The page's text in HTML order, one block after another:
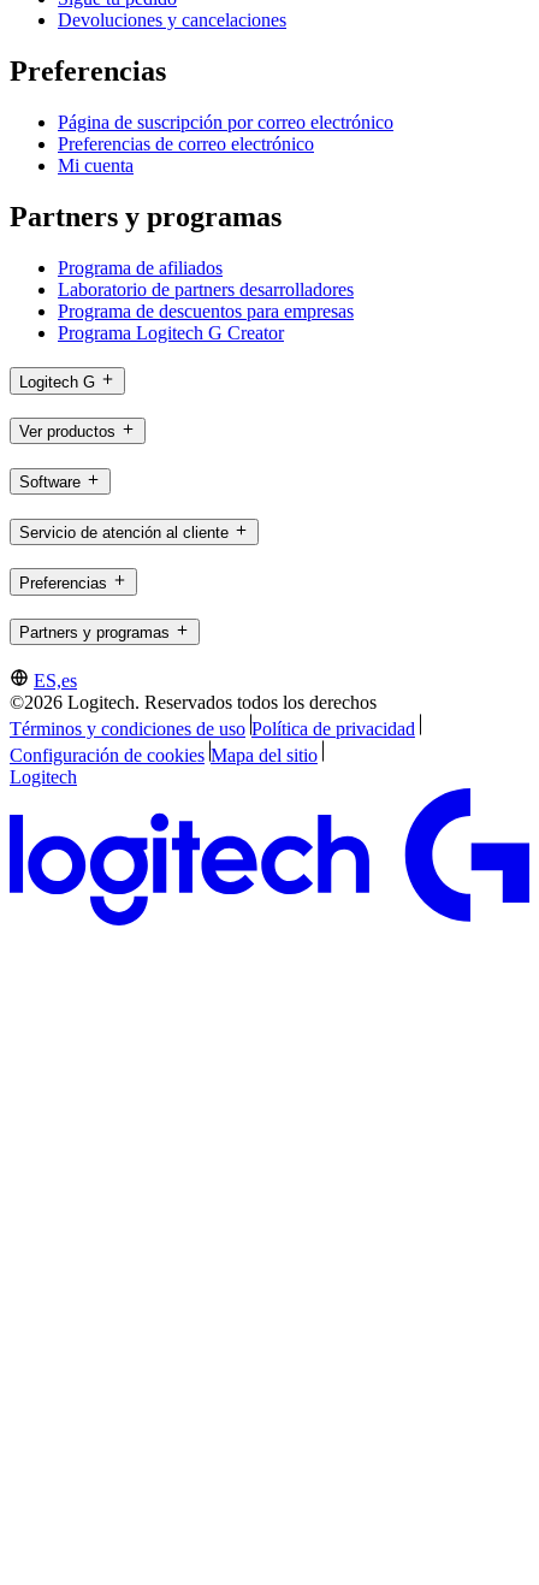
Devoluciones y cancelaciones
Preferencias
Página de suscripción por correo electrónico
Preferencias de correo electrónico
Mi cuenta
Partners y programas
Programa de afiliados
Laboratorio de partners desarrolladores
Programa de descuentos para empresas
Programa Logitech G Creator
Logitech G
Ver productos
Software
Servicio de atención al cliente
Preferencias
Partners y programas
ES,es
©2026 Logitech. Reservados todos los derechos
Términos y condiciones de uso Política de privacidad
Configuración de cookies Mapa del sitio
Logitech